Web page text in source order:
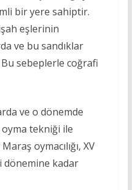
bir yere sahiptir.
eşlerinin
ve bu sandıklar
sebeplerle coğrafi
ve o dönemde
oyma tekniği ile
oymacılığı, XV
dönemine kadar